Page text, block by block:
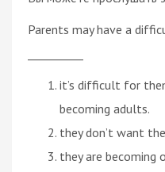
Parents may have a
it’s difficult for
becoming adults.
they don’t want
they are becoming